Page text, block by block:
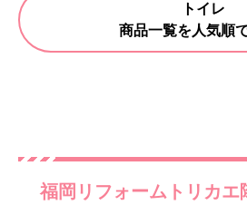
トイレ
商品一覧を人気順
福岡リフォームトリカエ